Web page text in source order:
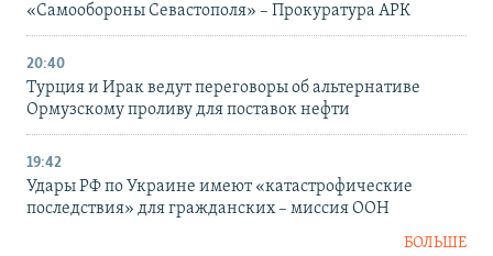
«Самообороны Севастополя» – Прокуратура АРК
20:40
Турция и Ирак ведут переговоры об альтернативе
Ормузскому проливу для поставок нефти
19:42
Удары РФ по Украине имеют «катастрофические
последствия» для гражданских – миссия ООН
БОЛЬШЕ